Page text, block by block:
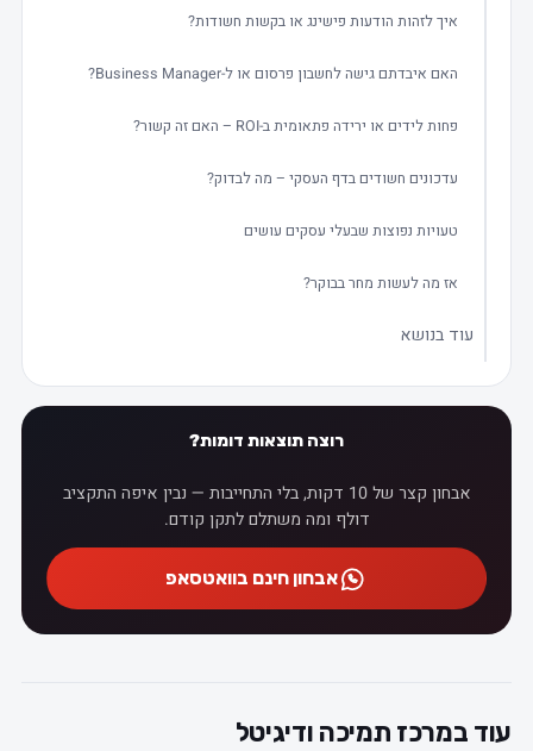
איך לזהות הודעות פישינג או בקשות חשודות?
האם איבדתם גישה לחשבון פרסום או ל-Business Manager?
פחות לידים או ירידה פתאומית ב-ROI – האם זה קשור?
עדכונים חשודים בדף העסקי – מה לבדוק?
טעויות נפוצות שבעלי עסקים עושים
אז מה לעשות מחר בבוקר?
עוד בנושא
רוצה תוצאות דומות?
אבחון קצר של 10 דקות, בלי התחייבות — נבין איפה התקציב
דולף ומה משתלם לתקן קודם.
אבחון חינם בוואטסאפ
עוד במרכז תמיכה ודיגיטל